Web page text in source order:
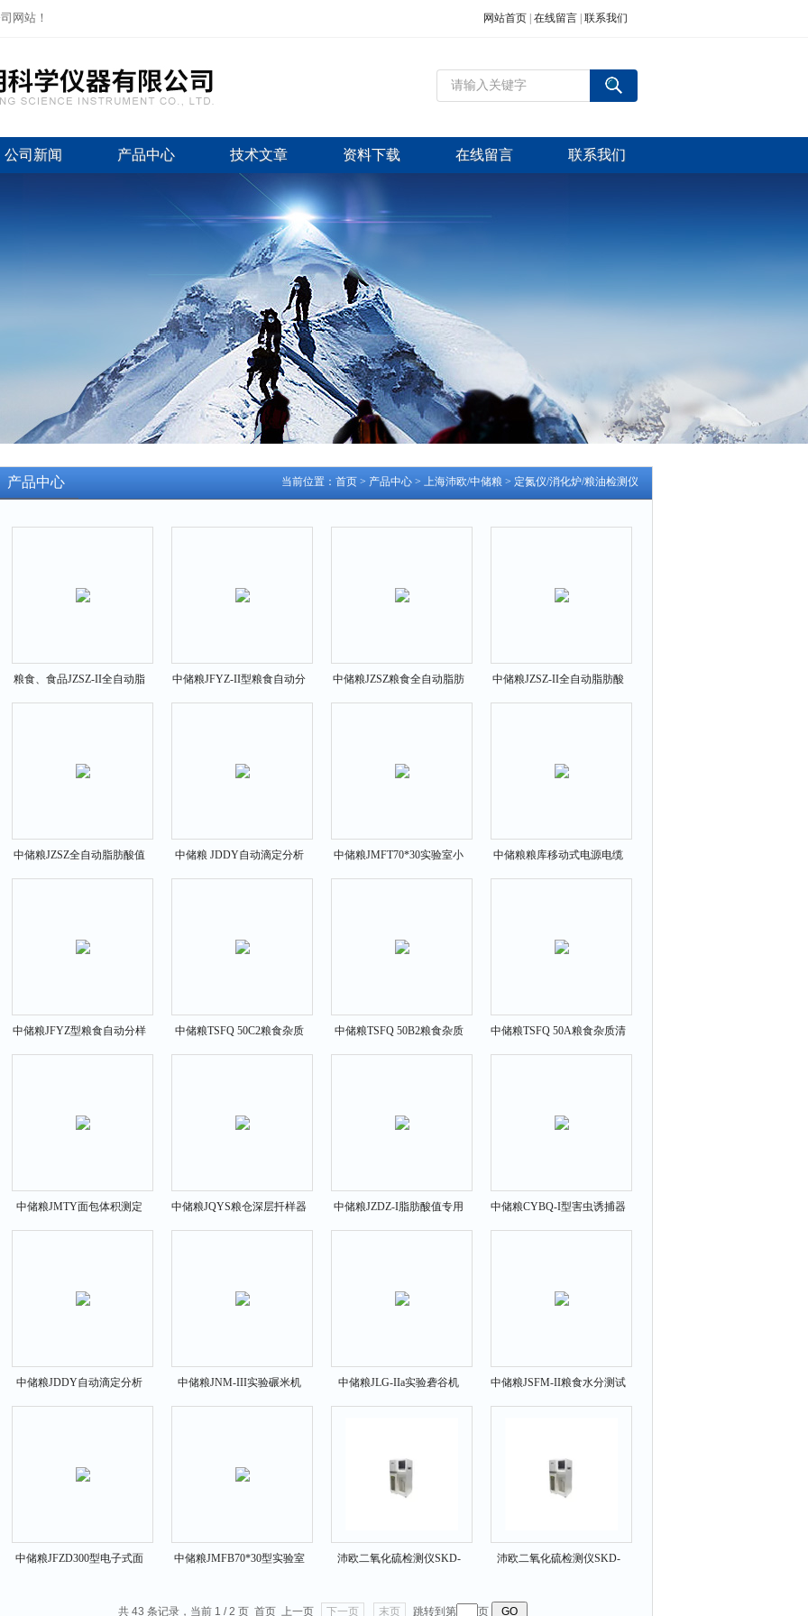
网站！ 网站首页 在线留言 联系我们
公司新闻 产品中心 技术文章 资料下载 在线留言 联系我们
当前位置： 首页 > 产品中心 > 上海沛欧/中储粮 > 定氮仪/消化炉/粮油检测仪
产品中心
粮食、食品JZSZ-II全自动脂
肪酸值测定仪
中储粮JFYZ-II型粮食自动分
样器粮油检测仪
中储粮JZSZ粮食全自动脂肪
酸值测定仪
中储粮JZSZ-II全自动脂肪酸
值测定仪
中储粮JZSZ全自动脂肪酸值
测定仪
中储粮 JDDY自动滴定分析
仪
中储粮JMFT70*30实验室小
型磨粉机
中储粮粮库移动式电源电缆
车
中储粮JFYZ型粮食自动分样
器
中储粮TSFQ 50C2粮食杂质
清理筛
中储粮TSFQ 50B2粮食杂质
清理筛
中储粮TSFQ 50A粮食杂质清
理筛
中储粮JMTY面包体积测定
仪
中储粮JQYS粮仓深层扦样器
中储粮JZDZ-I脂肪酸值专用
振荡器
中储粮CYBQ-I型害虫诱捕器
中储粮JDDY自动滴定分析
仪
中储粮JNM-III实验碾米机 中储粮JLG-IIa实验砻谷机
中储粮JSFM-II粮食水分测试
粉碎磨
中储粮JFZD300型电子式面
中储粮JMFB70*30型实验室
沛欧二氧化硫检测仪SKD-
沛欧二氧化硫检测仪SKD-
共 43 条记录，当前 1 / 2 页 首页 上一页 下一页 末页 跳转到第 页